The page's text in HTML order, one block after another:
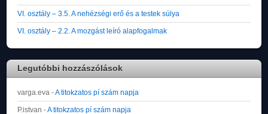
VI. osztály – 3.5. A nehézségi erő és a testek súlya
VI. osztály – 2.2. A mozgást leíró alapfogalmak
Legutóbbi hozzászólások
varga.eva -A titokzatos pí szám napja
P.istvan -A titokzatos pí szám napja